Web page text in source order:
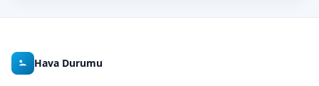
Hava Durumu